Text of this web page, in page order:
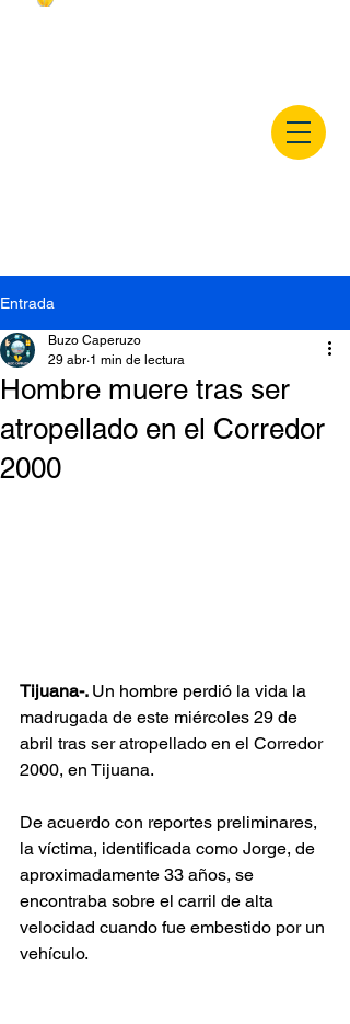
Entrada
Hombre muere tras ser
atropellado en el Corredor
2000
Buzo Caperuzo
29 abr 1 min de lectura
Tijuana-. Un hombre perdió la vida la
madrugada de este miércoles 29 de
abril tras ser atropellado en el Corredor
2000, en Tijuana.
De acuerdo con reportes preliminares,
la víctima, identificada como Jorge, de
aproximadamente 33 años, se
encontraba sobre el carril de alta
velocidad cuando fue embestido por un
vehículo.